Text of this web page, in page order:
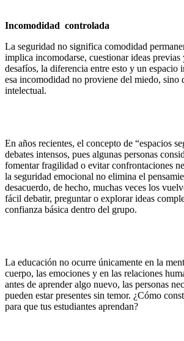
Incomodidad controlada
La seguridad no significa comodidad
implica incomodarse, cuestionar ideas previas
desafíos, la diferencia entre esto y un espacio
esa incomodidad no proviene del miedo, sino
intelectual.
En años recientes, el concepto de “espacios
debates intensos, pues algunas personas
fomentar fragilidad o evitar confrontaciones
la seguridad emocional no elimina el
desacuerdo, de hecho, muchas veces los
fácil debatir, preguntar o explorar ideas
confianza básica dentro del grupo.
La educación no ocurre únicamente en la
cuerpo, las emociones y en las relaciones
antes de aprender algo nuevo, las personas
pueden estar presentes sin temor. ¿Cómo
para que tus estudiantes aprendan?